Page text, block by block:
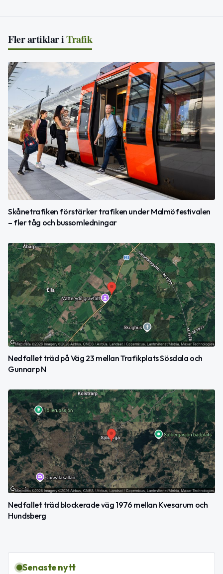
Fler artiklar iTrafik
Skånetrafiken förstärker trafiken under Malmöfestivalen
– fler tåg och bussomledningar
Nedfallet träd på Väg 23 mellan Trafikplats Sösdala och
Gunnarp N
Nedfallet träd blockerade väg 1976 mellan Kvesarum och
Hundsberg
Senaste nytt